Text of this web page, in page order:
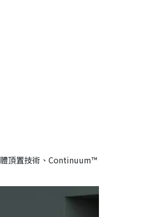
頂置技術、Continuum™